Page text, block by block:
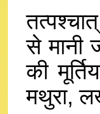
से मानी
की
मथुरा,